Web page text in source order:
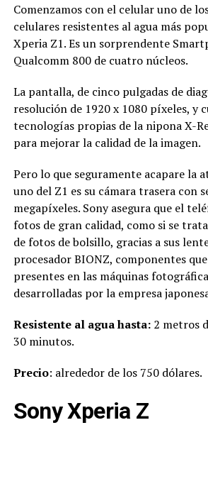
Comenzamos con el celular uno de
celulares resistentes al agua más
Xperia Z1. Es un sorprendente
Qualcomm 800 de cuatro núcleos.
La pantalla, de cinco pulgadas de
resolución de 1920 x 1080 píxeles, y
tecnologías propias de la nipona X-
para mejorar la calidad de la imagen.
Pero lo que seguramente acapare la
uno del Z1 es su cámara trasera con
megapíxeles. Sony asegura que el
fotos de gran calidad, como si se
de fotos de bolsillo, gracias a sus
procesador BIONZ, componentes
presentes en las máquinas
desarrolladas por la empresa
Resistente al agua hasta:2 metros
30 minutos.
Precio: alrededor de los 750 dólares.
Sony Xperia Z